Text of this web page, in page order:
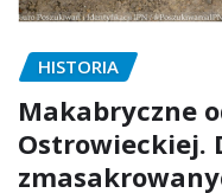
HISTORIA
Makabryczne
Ostrowieckiej.